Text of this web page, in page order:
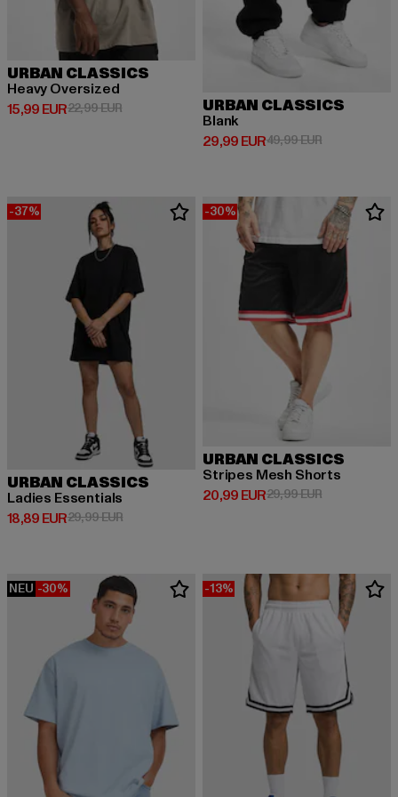
URBAN CLASSICS
Heavy Oversized
15,99 EUR
Derzeitiger Preis: 15,99 EUR
22,99 EURAktionspreis: 22,99 EURURBAN CLASSICS
Blank
29,99 EUR
Derzeitiger Preis: 29,99 EUR
49,99 EURAktionspreis:
-37%
URBAN CLASSICS
Ladies Essentials
18,89 EUR
Derzeitiger Preis: 18,89 EUR
29,99 EURAktionspreis: 29,99 EUR
-30%
URBAN CLASSICS
Stripes Mesh Shorts
20,99 EUR
Derzeitiger Preis: 20,99 EUR
29,99 EURAktionspreis:
NEU -30% -13%